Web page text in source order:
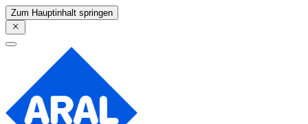
Zum Hauptinhalt springen